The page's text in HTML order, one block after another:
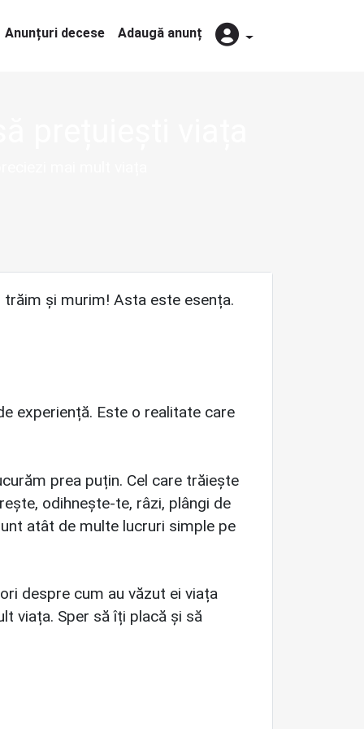
Anunțuri decese Adaugă anunț
și murim! Asta este esența.
experiență. Este o realitate care
prea puțin. Cel care trăiește
odihnește-te, râzi, plângi de
atât de multe lucruri simple pe
despre cum au văzut ei viața
viața. Sper să îți placă și să